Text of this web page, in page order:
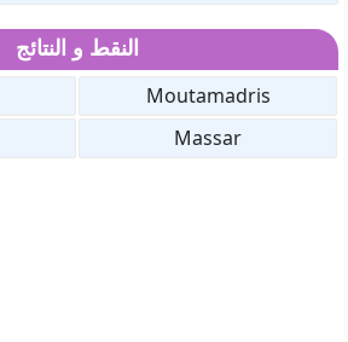
النقط و النتائج
Moutamadris
Massar